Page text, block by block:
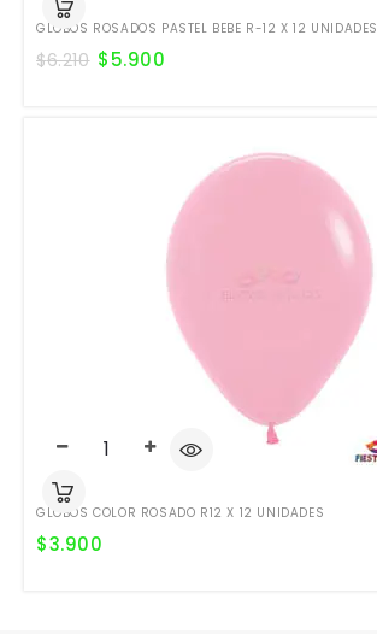
GLOBOS ROSADOS PASTEL BEBE R-12 X 12 UNIDADES
$6.210 $5.900
GLOBOS COLOR ROSADO R12 X 12 UNIDADES
$3.900